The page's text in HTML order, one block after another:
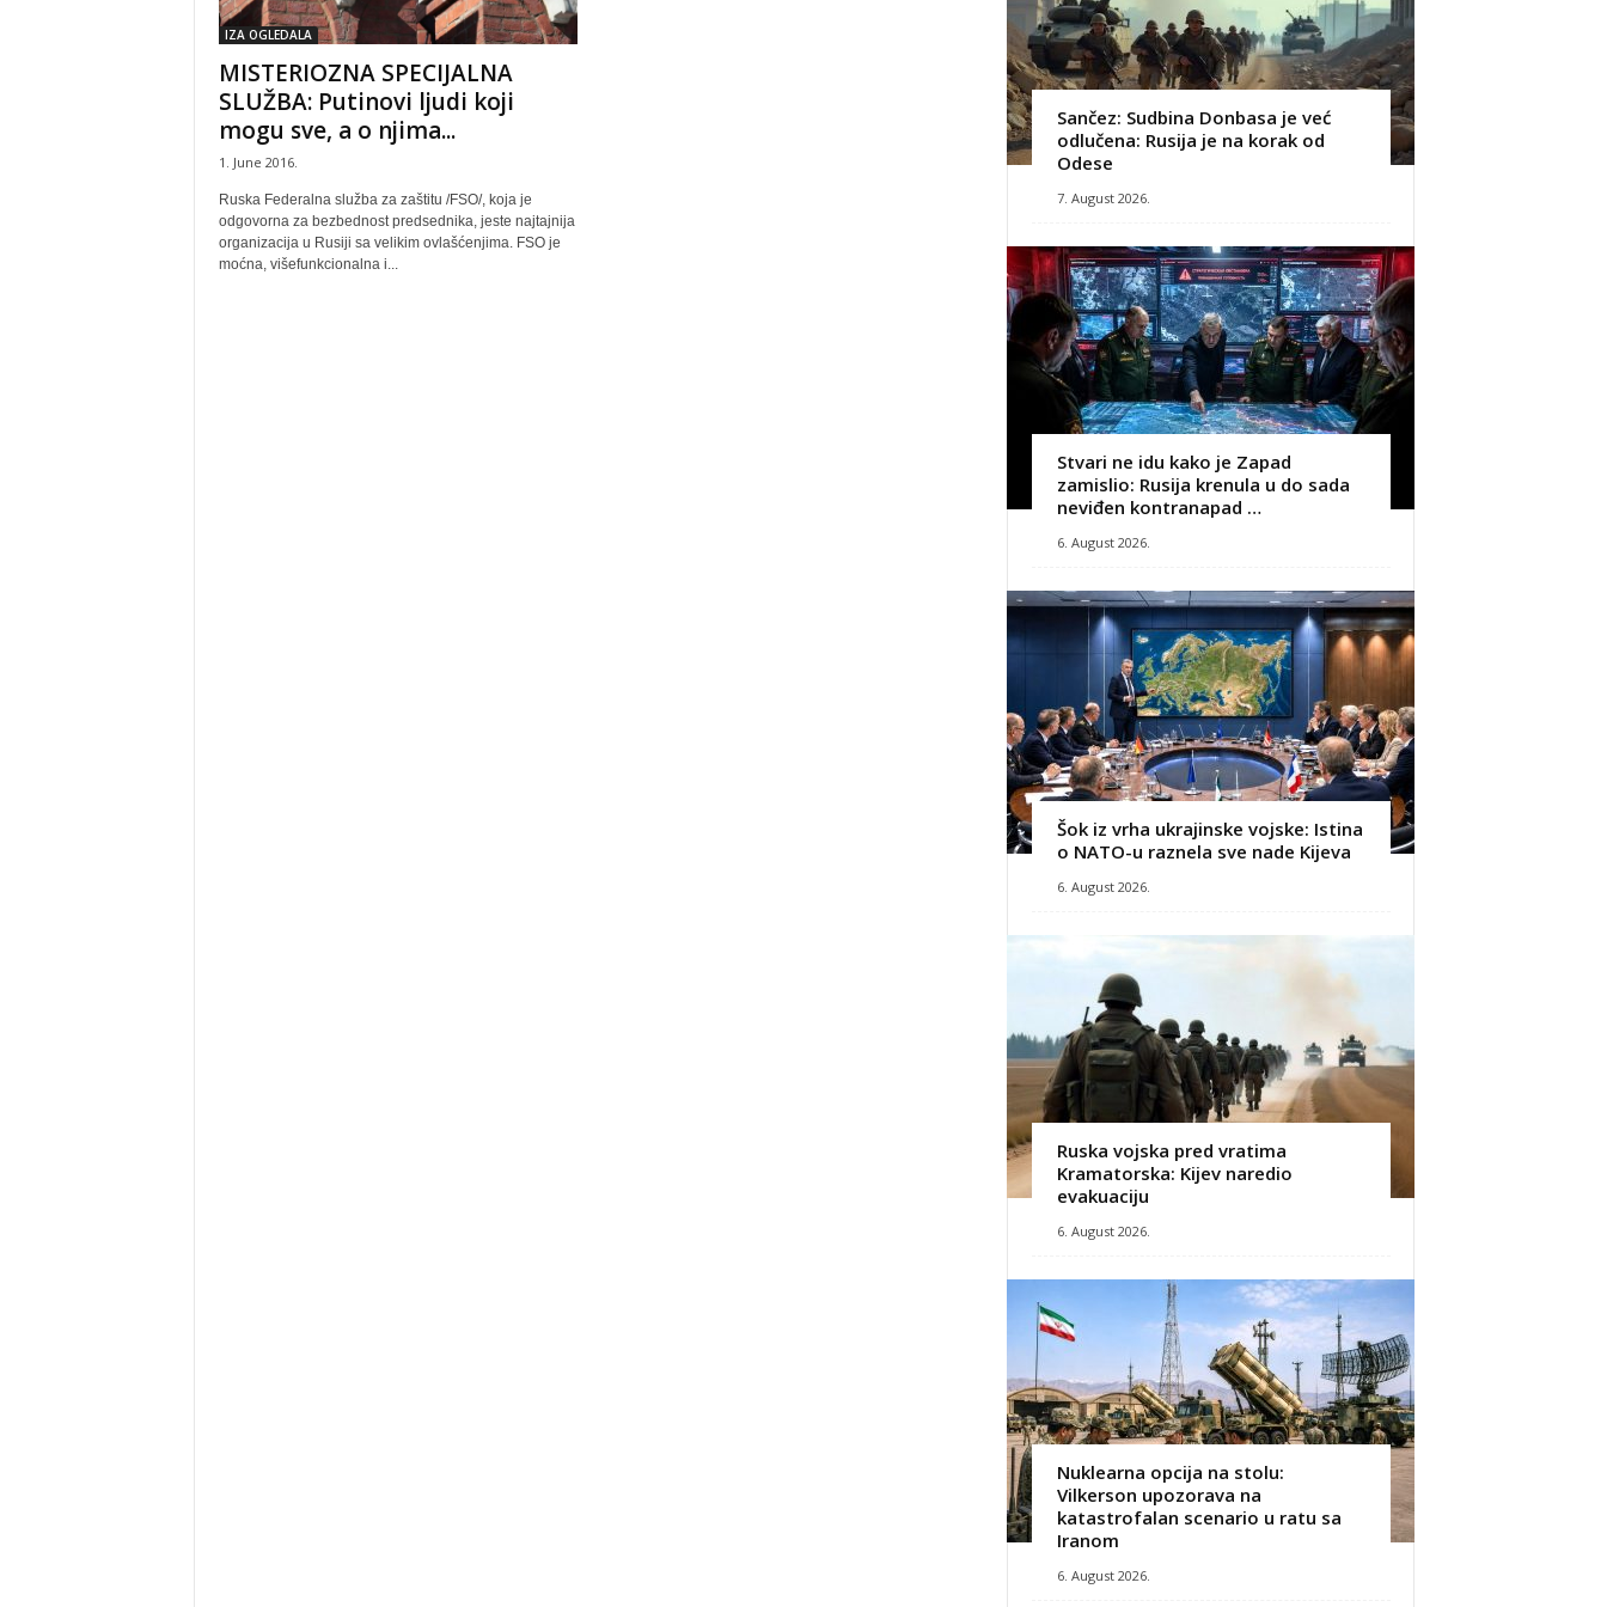
IZA OGLEDALA
MISTERIOZNA SPECIJALNA
SLUŽBA: Putinovi ljudi koji
mogu sve, a o njima...
1. June 2016.
Ruska Federalna služba za zaštitu /FSO/, koja je
odgovorna za bezbednost predsednika, jeste najtajnija
organizacija u Rusiji sa velikim ovlašćenjima. FSO je
moćna, višefunkcionalna i...
Sančez: Sudbina Donbasa je već
odlučena: Rusija je na korak od
Odese
7. August 2026.
Stvari ne idu kako je Zapad
zamislio: Rusija krenula u do sada
neviđen kontranapad …
6. August 2026.
Šok iz vrha ukrajinske vojske: Istina
o NATO-u raznela sve nade Kijeva
6. August 2026.
Ruska vojska pred vratima
Kramatorska: Kijev naredio
evakuaciju
6. August 2026.
Nuklearna opcija na stolu:
Vilkerson upozorava na
katastrofalan scenario u ratu sa
Iranom
6. August 2026.